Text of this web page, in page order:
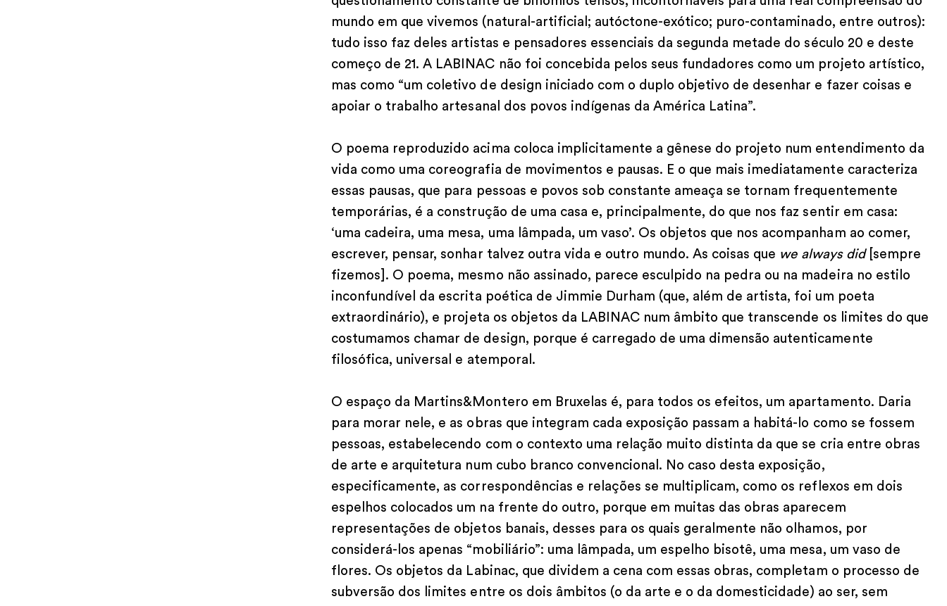
mundo em que vivemos (natural-artificial; autóctone-exótico; puro-contaminado, entre outros):
tudo isso faz deles artistas e pensadores essenciais da segunda metade do século 20 e deste
começo de 21. A LABINAC não foi concebida pelos seus fundadores como um projeto artístico,
mas como “um coletivo de design iniciado com o duplo objetivo de desenhar e fazer coisas e
apoiar o trabalho artesanal dos povos indígenas da América Latina”.
O poema reproduzido acima coloca implicitamente a gênese do projeto num entendimento da
vida como uma coreografia de movimentos e pausas. E o que mais imediatamente caracteriza
essas pausas, que para pessoas e povos sob constante ameaça se tornam frequentemente
temporárias, é a construção de uma casa e, principalmente, do que nos faz sentir em casa:
‘uma cadeira, uma mesa, uma lâmpada, um vaso’. Os objetos que nos acompanham ao comer,
escrever, pensar, sonhar talvez outra vida e outro mundo. As coisas que we always did [sempre
fizemos]. O poema, mesmo não assinado, parece esculpido na pedra ou na madeira no estilo
inconfundível da escrita poética de Jimmie Durham (que, além de artista, foi um poeta
extraordinário), e projeta os objetos da LABINAC num âmbito que transcende os limites do que
costumamos chamar de design, porque é carregado de uma dimensão autenticamente
filosófica, universal e atemporal.
O espaço da Martins&Montero em Bruxelas é, para todos os efeitos, um apartamento. Daria
para morar nele, e as obras que integram cada exposição passam a habitá-lo como se fossem
pessoas, estabelecendo com o contexto uma relação muito distinta da que se cria entre obras
de arte e arquitetura num cubo branco convencional. No caso desta exposição,
especificamente, as correspondências e relações se multiplicam, como os reflexos em dois
espelhos colocados um na frente do outro, porque em muitas das obras aparecem
representações de objetos banais, desses para os quais geralmente não olhamos, por
considerá-los apenas “mobiliário”: uma lâmpada, um espelho bisotê, uma mesa, um vaso de
flores. Os objetos da Labinac, que dividem a cena com essas obras, completam o processo de
subversão dos limites entre os dois âmbitos (o da arte e o da domesticidade) ao ser, sem